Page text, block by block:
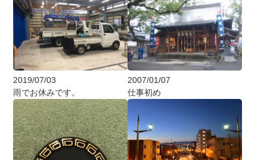
2019/07/03
雨でお休みです。
2007/01/07
仕事初め